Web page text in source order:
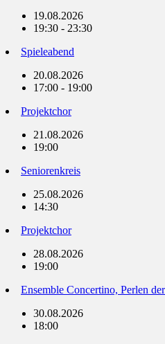
19.08.2026
19:30 - 23:30
Spieleabend
20.08.2026
17:00 - 19:00
Projektchor
21.08.2026
19:00
Seniorenkreis
25.08.2026
14:30
Projektchor
28.08.2026
19:00
Ensemble Concertino, Perlen
30.08.2026
18:00